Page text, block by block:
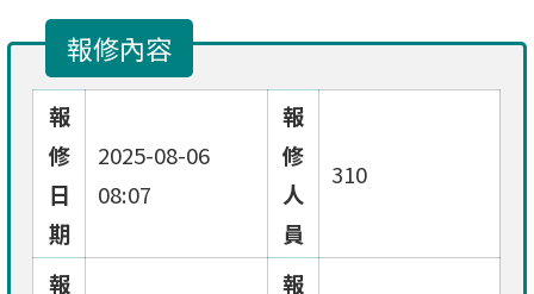
報修內容
報
修
日
期
2025-08-06
08:07
報
修
人
員
310
報 報